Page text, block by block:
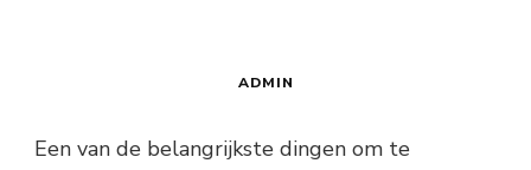
ADMIN
Een van de belangrijkste dingen om te